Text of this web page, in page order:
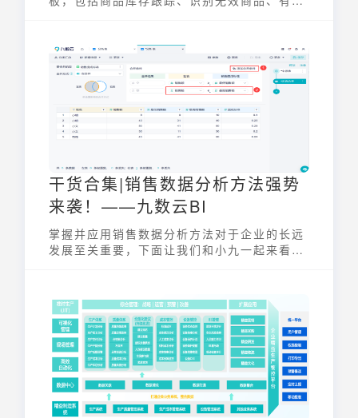
干货合集|销售数据分析方法强势
来袭！——九数云BI
掌握并应用销售数据分析方法对于企业的长远
发展至关重要，下面让我们和小九一起来看看